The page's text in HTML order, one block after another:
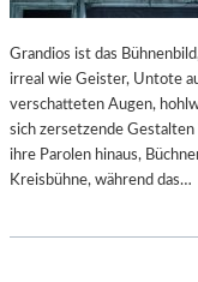
Grandios ist das
irreal wie Geister, Untote
verschatteten Augen,
sich zersetzende
ihre Parolen hinaus,
Kreisbühne, während das…